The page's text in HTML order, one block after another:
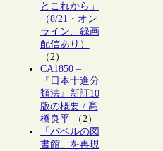
とこれから」
（8/21・オン
ライン、録画
配信あり）
（2）
CA1850 –
『日本十進分
類法』新訂10
版の概要 / 髙
橋良平（2）
「バベルの図
書館」を再現